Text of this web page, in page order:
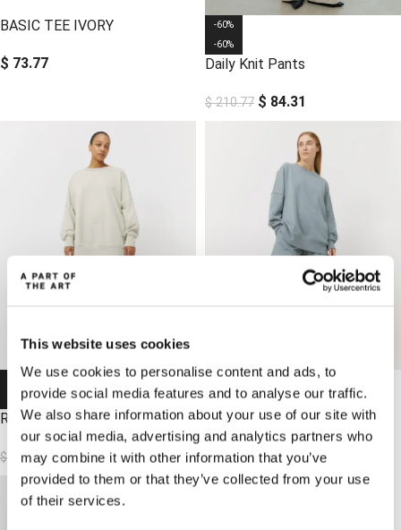
This website uses cookies
We use cookies to personalise content and ads, to
provide social media features and to analyse our traffic.
We also share information about your use of our site with
our social media, advertising and analytics partners who
may combine it with other information that you’ve
provided to them or that they’ve collected from your use
of their services.
BASIC TEE IVORY
$ 73.77
-60%
-60%
Daily Knit Pants
$210.77 $ 84.31
-62%
-62%
RIOT SWEATER
$ 83.78 $31.62
-62 %
-62 %
RIOT SWEATER
$83.78 $31.62